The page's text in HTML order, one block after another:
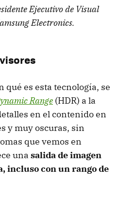
Ejecutivo de Visual
Electronics.
qué es esta tecnología, se
Range (HDR) a la
en el contenido en
y muy oscuras, sin
que vemos en
una salida de imagen
incluso con un rango de